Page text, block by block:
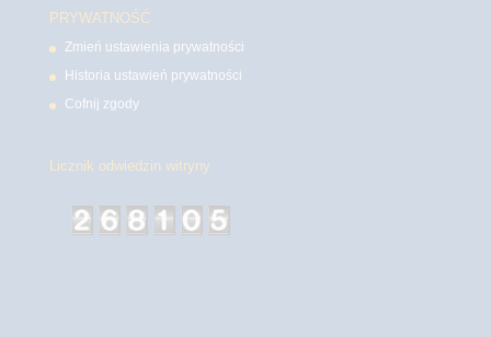
PRYWATNOŚĆ
Zmień ustawienia prywatności
Historia ustawień prywatności
Cofnij zgody
Licznik odwiedzin witryny